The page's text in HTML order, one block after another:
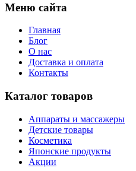
Меню сайта
Главная
Блог
О нас
Доставка и оплата
Контакты
Каталог товаров
Аппараты и массажеры
Детские товары
Косметика
Японские продукты
Акции